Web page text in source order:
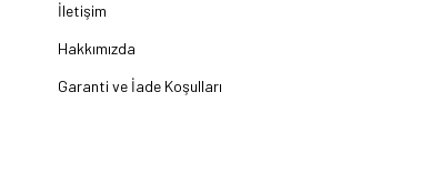
İletişim
Hakkımızda
Garanti ve İade Koşulları